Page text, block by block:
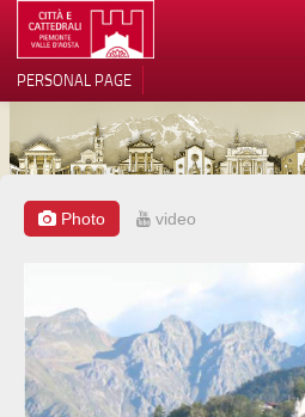
LOCATION
ARCHITECTURE
MUSEUMS
EVENTS
HOST
VOLUNTEERS
PERSONAL PAGE
Photo video
Your Privacy Choices